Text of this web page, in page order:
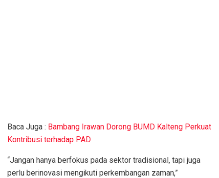
Baca Juga : Bambang Irawan Dorong BUMD Kalteng Perkuat
Kontribusi terhadap PAD
“Jangan hanya berfokus pada sektor tradisional, tapi juga
perlu berinovasi mengikuti perkembangan zaman,”